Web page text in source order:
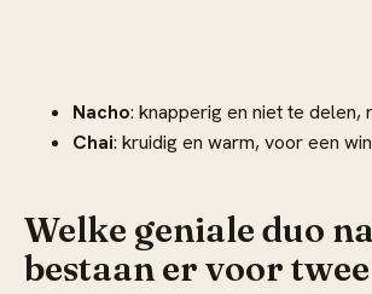
Nacho: knapperig en niet te delen,
Chai: kruidig en warm, voor een
Welke geniale duo
bestaan er voor